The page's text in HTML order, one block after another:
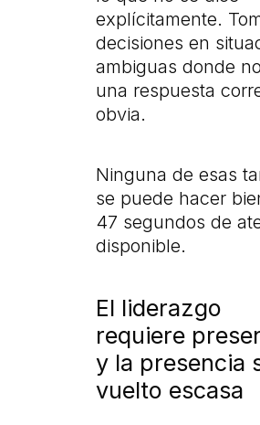
explícitamente.
decisiones en
ambiguas donde
una respuesta
obvia.
Ninguna de esas
se puede hacer
47 segundos de
disponible.
El liderazgo
requiere
y la presencia
vuelto escasa